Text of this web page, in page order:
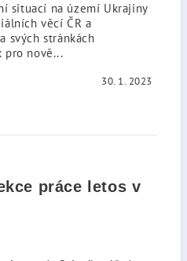
situací na území Ukrajiny
věcí ČR a
svých stránkách
pro nově...
30. 1. 2023
práce letos v